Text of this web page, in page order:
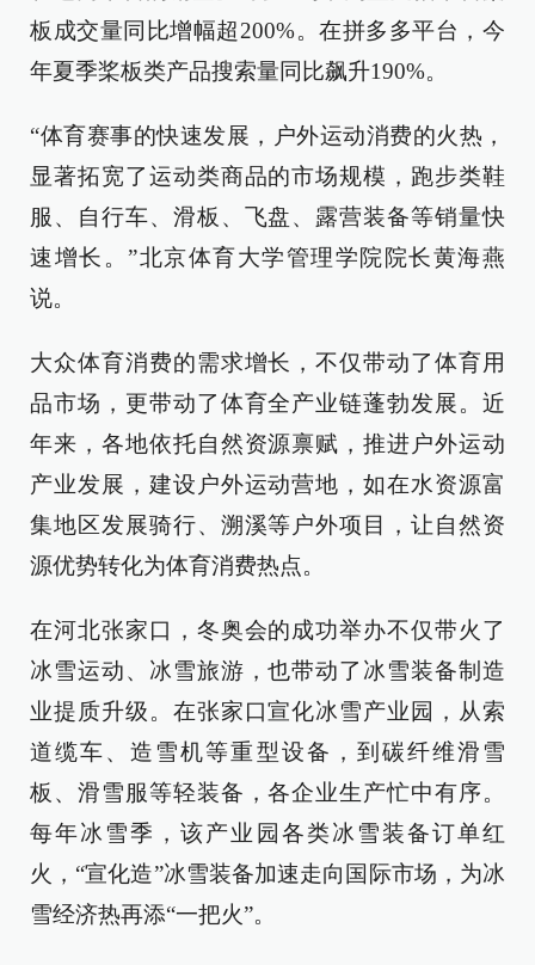
板成交量同比增幅超200%。在拼多多平台，今
年夏季桨板类产品搜索量同比飙升190%。
“体育赛事的快速发展，户外运动消费的火热，
显著拓宽了运动类商品的市场规模，跑步类鞋
服、自行车、滑板、飞盘、露营装备等销量快
速增长。”北京体育大学管理学院院长黄海燕
说。
大众体育消费的需求增长，不仅带动了体育用
品市场，更带动了体育全产业链蓬勃发展。近
年来，各地依托自然资源禀赋，推进户外运动
产业发展，建设户外运动营地，如在水资源富
集地区发展骑行、溯溪等户外项目，让自然资
源优势转化为体育消费热点。
在河北张家口，冬奥会的成功举办不仅带火了
冰雪运动、冰雪旅游，也带动了冰雪装备制造
业提质升级。在张家口宣化冰雪产业园，从索
道缆车、造雪机等重型设备，到碳纤维滑雪
板、滑雪服等轻装备，各企业生产忙中有序。
每年冰雪季，该产业园各类冰雪装备订单红
火，“宣化造”冰雪装备加速走向国际市场，为冰
雪经济热再添“一把火”。